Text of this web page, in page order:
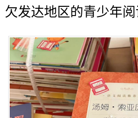
欠发达地区的青少年阅